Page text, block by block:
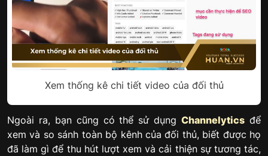
Xem thống kê chi tiết video của đối thủ
Ngoài ra, bạn cũng có thể sử dụngChannelytics để
xem và so sánh toàn bộ kênh của đối thủ, biết được họ
đã làm gì để thu hút lượt xem và cải thiện sự tương tác,